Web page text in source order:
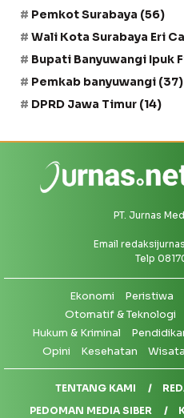
Pemkot Surabaya (56)
Wali Kota Surabaya Eri
Bupati Banyuwangi Ipuk
Pemkab banyuwangi (37)
DPRD Jawa Timur (14)
PT. Jurnas
Email
Telp
Ekonomi Peristiwa
Otomatif & Teknologi
Hukum & Kriminal
Opini
Kesehatan
TENTANG KAMI
PEDOMAN MEDIA SIBER